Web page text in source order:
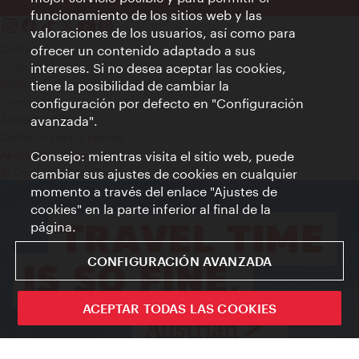
Contacto
Aviso legal
Política de privacidad de datos
Terms of Use
Accesibilidad
Ajustes de cookie
© Copyright WienTourismus
funcionamiento de los sitios web y las
valoraciones de los usuarios, así como para
ofrecer un contenido adaptado a sus
intereses. Si no desea aceptar las cookies,
tiene la posibilidad de cambiar la
configuración por defecto en "Configuración
avanzada".
Consejo: mientras visita el sitio web, puede
cambiar sus ajustes de cookies en cualquier
momento a través del enlace "Ajustes de
cookies" en la parte inferior al final de la
página.
CONFIGURACIÓN AVANZADA
ACEPTAR TODAS LAS COOKIES